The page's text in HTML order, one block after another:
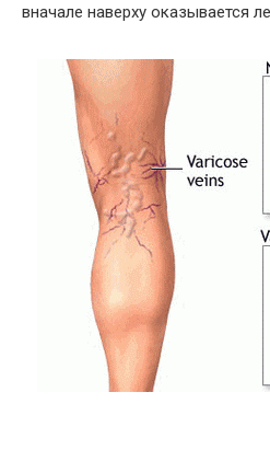
вначале наверху оказывается